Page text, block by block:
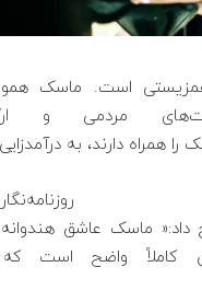
است. ماسک
مردمی و
همراه دارند، به
داد:« ماسک عاشق
کاملاً واضح است که